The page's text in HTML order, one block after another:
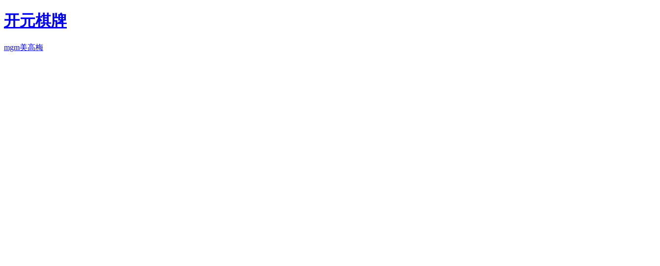
开元棋牌
mgm美高梅